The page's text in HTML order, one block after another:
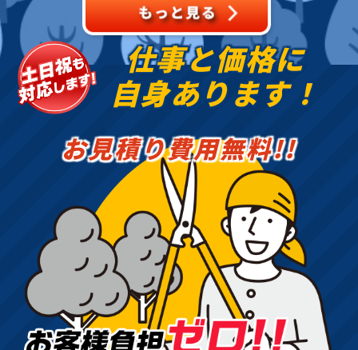
仕事と価格に
自身あります！
お見積り費用無料!!